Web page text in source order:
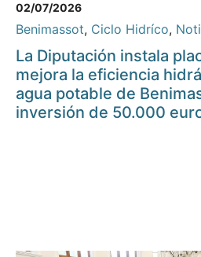
02/07/2026
Benimassot, Ciclo Hidríco,
La Diputación instala
mejora la eficiencia
agua potable de
inversión de 50.000